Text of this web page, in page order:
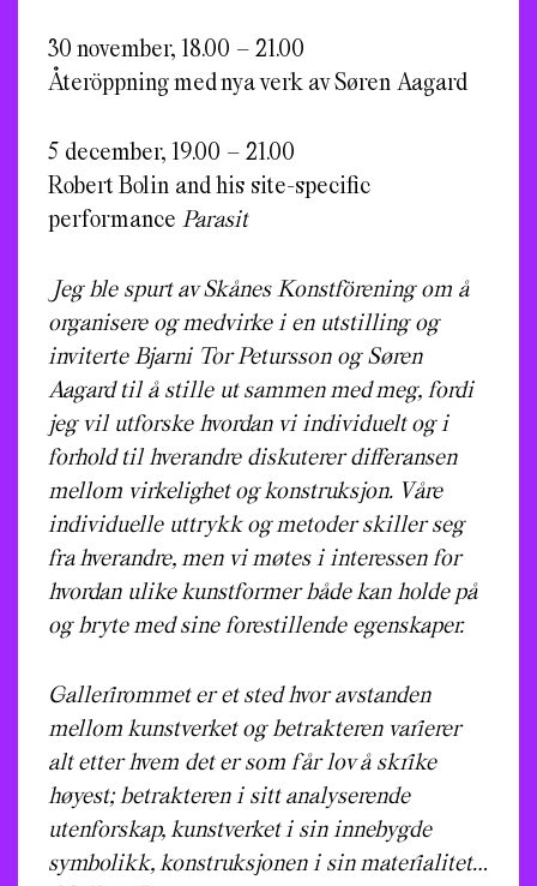
30 november, 18.00 – 21.00
Återöppning med nya verk av Søren Aagard
5 december, 19.00 – 21.00
Robert Bolin and his site-specific
performance Parasit
Jeg ble spurt av Skånes Konstförening om å
organisere og medvirke i en utstilling og
inviterte Bjarni Tor Petursson og Søren
Aagard til å stille ut sammen med meg, fordi
jeg vil utforske hvordan vi individuelt og i
forhold til hverandre diskuterer differansen
mellom virkelighet og konstruksjon. Våre
individuelle uttrykk og metoder skiller seg
fra hverandre, men vi møtes i interessen for
hvordan ulike kunstformer både kan holde på
og bryte med sine forestillende egenskaper.
Gallerirommet er et sted hvor avstanden
mellom kunstverket og betrakteren varierer
alt etter hvem det er som får lov å skrike
høyest; betrakteren i sitt analyserende
utenforskap, kunstverket i sin innebygde
symbolikk, konstruksjonen i sin materialitet…